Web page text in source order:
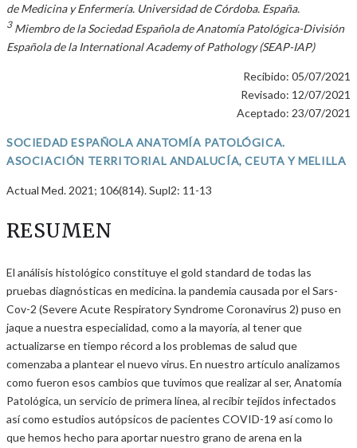
de Medicina y Enfermería. Universidad de Córdoba. España.
3Miembro de la Sociedad Española de Anatomía Patológica-División
Española de la International Academy of Pathology (SEAP-IAP)
Recibido: 05/07/2021
Revisado: 12/07/2021
Aceptado: 23/07/2021
SOCIEDAD ESPAÑOLA ANATOMÍA PATOLÓGICA.
ASOCIACIÓN TERRITORIAL ANDALUCÍA, CEUTA Y MELILLA
Actual Med. 2021; 106(814). Supl2: 11-13
RESUMEN
El análisis histológico constituye el gold standard de todas las
pruebas diagnósticas en medicina. la pandemia causada por el Sars-
Cov-2 (Severe Acute Respiratory Syndrome Coronavirus 2) puso en
jaque a nuestra especialidad, como a la mayoría, al tener que
actualizarse en tiempo récord a los problemas de salud que
comenzaba a plantear el nuevo virus. En nuestro artículo analizamos
como fueron esos cambios que tuvimos que realizar al ser, Anatomía
Patológica, un servicio de primera línea, al recibir tejidos infectados
así como estudios autópsicos de pacientes COVID-19 así como lo
que hemos hecho para aportar nuestro grano de arena en la